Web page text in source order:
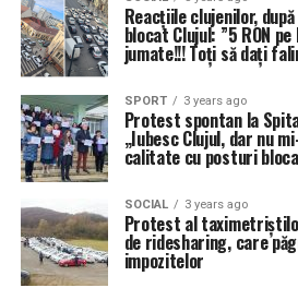
Reacțiile clujenilor,
blocat Clujul: ”5 RON
jumate!!! Toți să dați
SPORT 3 years ago
Protest spontan la
„Iubesc Clujul, dar nu
calitate cu posturi
SOCIAL 3 years ago
Protest al
de ridesharing, care
impozitelor